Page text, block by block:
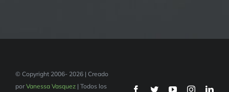
© Copyright 2006- 2026 | Creado
porVanessa Vasquez| Todos los